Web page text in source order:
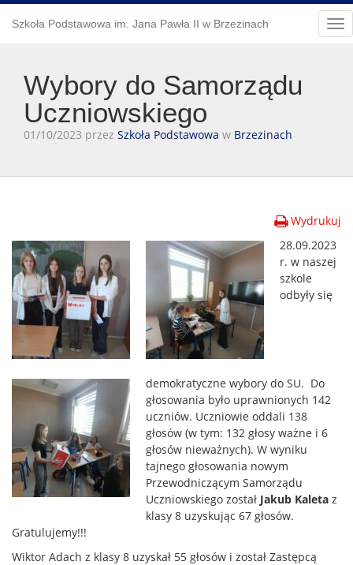
Szkoła Podstawowa im. Jana Pawła II w Brzezinach
Wybory do Samorządu
Uczniowskiego
01/10/2023 przez Szkoła Podstawowa w Brzezinach
Wydrukuj
28.09.2023
r. w naszej
szkole
odbyły się
demokratyczne wybory do SU. Do
głosowania było uprawnionych 142
uczniów. Uczniowie oddali 138
głosów (w tym: 132 głosy ważne i 6
głosów nieważnych). W wyniku
tajnego głosowania nowym
Przewodniczącym Samorządu
Uczniowskiego został Jakub Kaleta z
klasy 8 uzyskując 67 głosów.
Gratulujemy!!!
Wiktor Adach z klasy 8 uzyskał 55 głosów i został Zastępcą